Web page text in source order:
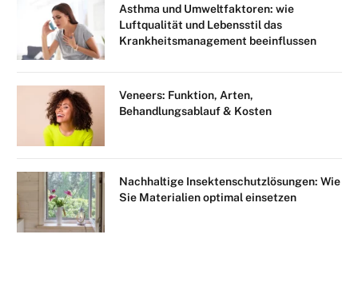
Asthma und Umweltfaktoren: wie
Luftqualität und Lebensstil das
Krankheitsmanagement beeinflussen
Veneers: Funktion, Arten,
Behandlungsablauf & Kosten
Nachhaltige Insektenschutzlösungen: Wie
Sie Materialien optimal einsetzen